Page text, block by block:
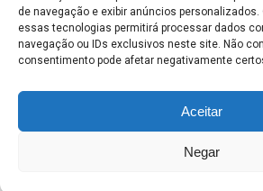
de navegação e exibir anúncios
essas tecnologias permitirá processar dados
navegação ou IDs exclusivos neste site. Não
consentimento pode afetar negativamente
Aceitar
Negar
Suplementos alimentares
Agosto 20, 2011
Escola FitnessCopyright ©